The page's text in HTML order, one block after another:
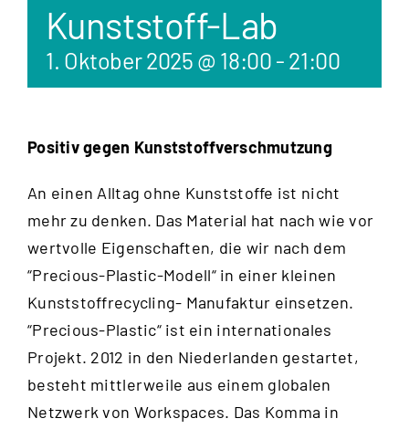
Kunststoff-Lab
1. Oktober 2025 @ 18:00 - 21:00
Positiv gegen Kunststoffverschmutzung
An einen Alltag ohne Kunststoffe ist nicht
mehr zu denken. Das Material hat nach wie vor
wertvolle Eigenschaften, die wir nach dem
“Precious-Plastic-Modell“ in einer kleinen
Kunststoffrecycling- Manufaktur einsetzen.
“Precious-Plastic“ ist ein internationales
Projekt. 2012 in den Niederlanden gestartet,
besteht mittlerweile aus einem globalen
Netzwerk von Workspaces. Das Komma in